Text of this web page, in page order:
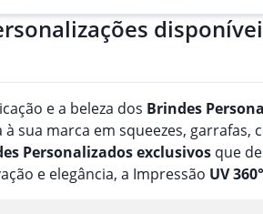
e a beleza dos Brindes
à sua marca em squeezes,
Personalizadosexclusivos que
e elegância, a Impressão UV 360°